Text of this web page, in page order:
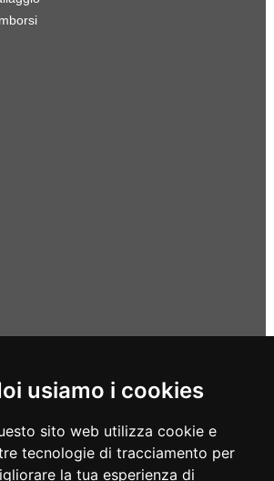
usiamo i cookies
sito web utilizza cookie e
tecnologie di tracciamento per
la tua esperienza di